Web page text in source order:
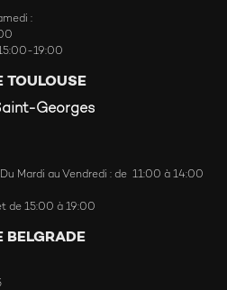
:
19:00
TOULOUSE
Georges
Mardi au Vendredi : de 11:00 à 14:00
de 15:00 à 19:00
BELGRADE